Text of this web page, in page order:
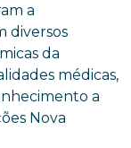
a
diversos
da
médicas,
a
Nova